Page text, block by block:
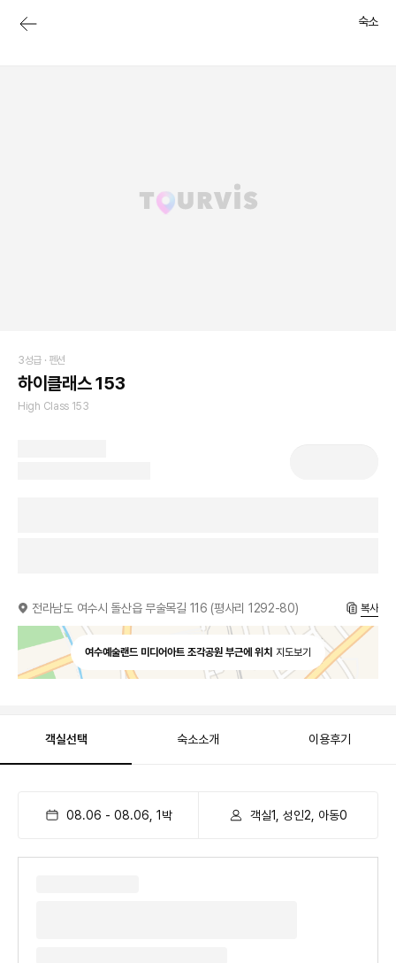
숙소
3성급 · 펜션
하이클래스 153
High Class 153
전라남도 여수시 돌산읍 무술목길 116 (평사리 1292-80) 복사
여수예술랜드 미디어아트 조각공원 부근에 위치 지도보기
객실선택 숙소소개 이용후기
08.06 - 08.06 1 박 객실1, 성인2, 아동0